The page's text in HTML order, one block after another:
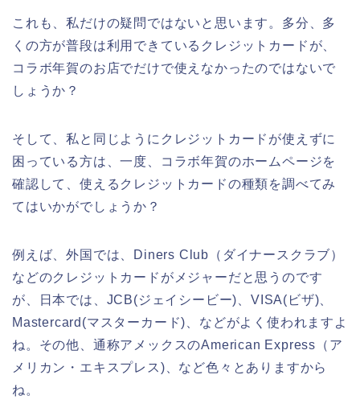
これも、私だけの疑問ではないと思います。多分、多
くの方が普段は利用できているクレジットカードが、
コラボ年賀のお店でだけで使えなかったのではないで
しょうか？
そして、私と同じようにクレジットカードが使えずに
困っている方は、一度、コラボ年賀のホームページを
確認して、使えるクレジットカードの種類を調べてみ
てはいかがでしょうか？
例えば、外国では、Diners Club（ダイナースクラブ）
などのクレジットカードがメジャーだと思うのです
が、日本では、JCB(ジェイシービー)、VISA(ビザ)、
Mastercard(マスターカード)、などがよく使われますよ
ね。その他、通称アメックスのAmerican Express（ア
メリカン・エキスプレス)、など色々とありますから
ね。